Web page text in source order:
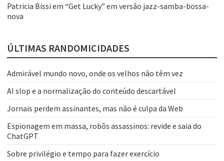
Patricia Bissi em “Get Lucky” em versão jazz-samba-bossa-
nova
ÚLTIMAS RANDOMICIDADES
Admirável mundo novo, onde os velhos não têm vez
AI slop e a normalização do conteúdo descartável
Jornais perdem assinantes, mas não é culpa da Web
Espionagem em massa, robôs assassinos: revide e saia do
ChatGPT
Sobre privilégio e tempo para fazer exercício